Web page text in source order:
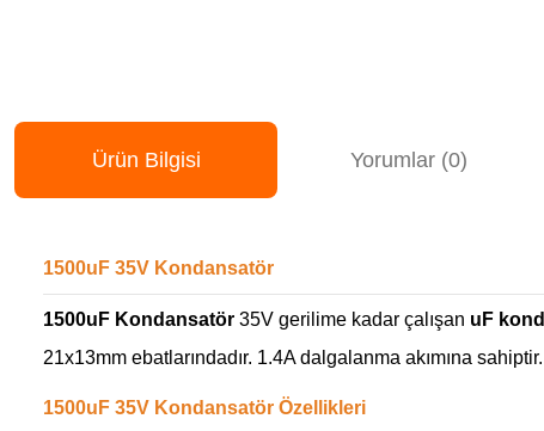
Ürün Bilgisi Yorumlar (0)
1500uF 35V Kondansatör
1500uF Kondansatör 35V gerilime kadar çalışan uF
21x13mm ebatlarındadır. 1.4A dalgalanma akımına sahiptir.
1500uF 35V Kondansatör Özellikleri